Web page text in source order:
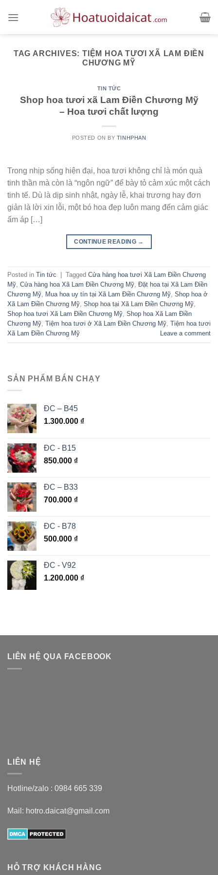
TAG ARCHIVES:TIỆM HOA TƯƠI XÃ LAM ĐIỀN
CHƯƠNG MỸ
TIN TỨC
Shop hoa tươi xã Lam Điền Chương Mỹ
– Hoa tươi chất lượng
POSTED ON BY TINHPHAN
Trong nhịp sống hiện đại, hoa tươi không chỉ là món quà
tinh thần mà còn là “ngôn ngữ” để bày tỏ cảm xúc một cách
tinh tế. Dù là dịp sinh nhật, ngày lễ, khai trương hay đơn
giản là lời xin lỗi, một bó hoa đẹp luôn mang đến cảm giác
ấm áp […]
CONTINUE READING →
Posted in Tin tức Tagged Cửa hàng hoa tươi Xã Lam Điền Chương
Mỹ Cửa hàng hoa Xã Lam Điền Chương Mỹ Đặt hoa tại Xã Lam Điền
Chương Mỹ
Mua hoa uy tín tại Xã Lam Điền Chương Mỹ Shop hoa ở
Xã Lam Điền Chương Mỹ Shop hoa tại Xã Lam Điền Chương Mỹ
Shop hoa tươi Xã Lam Điền Chương Mỹ Shop hoa Xã Lam Điền
Chương Mỹ Tiệm hoa tươi ở Xã Lam Điền Chương Mỹ Tiệm hoa tươi
Xã Lam Điền Chương Mỹ
Leave a comment
SẢN PHẨM BÁN CHẠY
ĐC – B45
1.300.000 ₫
ĐC - B15
850.000 ₫
ĐC – B33
700.000 ₫
ĐC - B78
500.000 ₫
ĐC - V92
1.200.000 ₫
LIÊN HỆ QUA FACEBOOK
LIÊN HỆ
Hotline/zalo : 0984 665 339
Mail: hotro.daicat@gmail.com
HỖ TRỢ KHÁCH HÀNG